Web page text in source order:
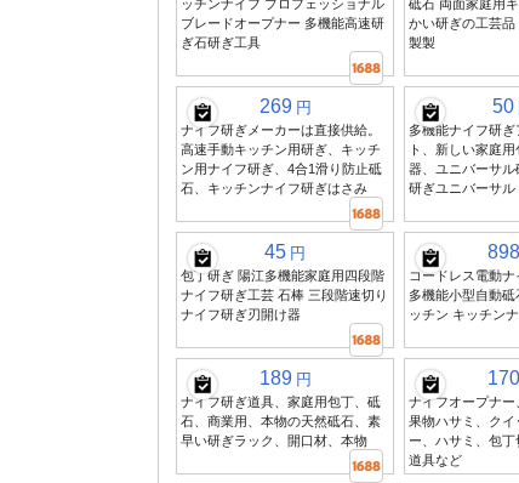
ッチンナイフ プロフェッショナル
ブレードオープナー 多機能高速研
ぎ石研ぎ工具
砥石 両面家庭用
かい研ぎの工芸
製製
269 円
ナイフ研ぎメーカーは直接供給。
高速手動キッチン用研ぎ、キッチ
ン用ナイフ研ぎ、4合1滑り防止砥
石、キッチンナイフ研ぎはさみ
50
多機能ナイフ研ぎ
ト、新しい家庭
器、ユニバーサル
研ぎユニバーサル
45 円
包丁研ぎ 陽江多機能家庭用四段階
ナイフ研ぎ工芸 石棒 三段階速切り
ナイフ研ぎ刃開け器
898
コードレス電動
多機能小型自動
ッチン キッチン
189 円
ナイフ研ぎ道具、家庭用包丁、砥
石、商業用、本物の天然砥石、素
早い研ぎラック、開口材、本物
170
ナイフオープナー
果物ハサミ、クイ
ー、ハサミ、包
道具など